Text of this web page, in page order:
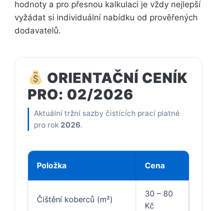
hodnoty a pro přesnou kalkulaci je vždy nejlepší
vyžádat si individuální nabídku od prověřených
dodavatelů.
ORIENTAČNÍ CENÍK
PRO: 02/2026
Aktuální tržní sazby čistících prací platné
pro rok 2026.
Položka Cena
Čištění koberců (m²)
30 – 80
Kč